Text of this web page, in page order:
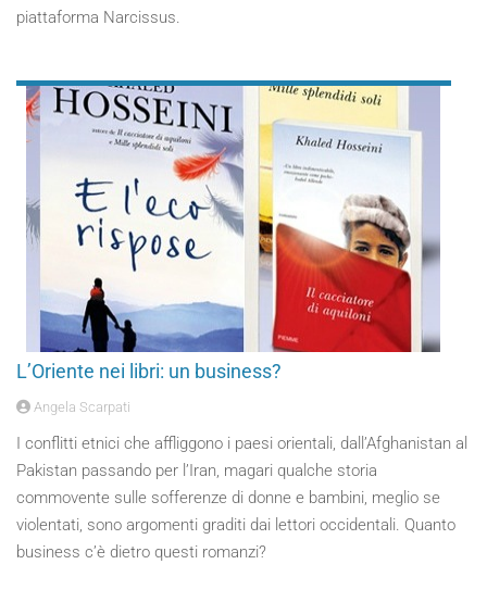
piattaforma Narcissus.
L’Oriente nei libri: un business?
Angela Scarpati
I conflitti etnici che affliggono i paesi orientali, dall’Afghanistan al
Pakistan passando per l’Iran, magari qualche storia
commovente sulle sofferenze di donne e bambini, meglio se
violentati, sono argomenti graditi dai lettori occidentali. Quanto
business c’è dietro questi romanzi?